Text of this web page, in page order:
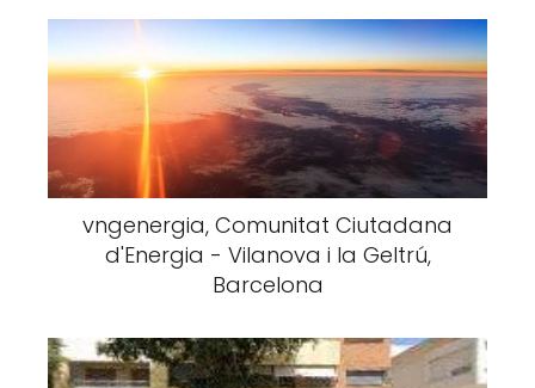
vngenergia, Comunitat Ciutadana
d'Energia - Vilanova i la Geltrú,
Barcelona